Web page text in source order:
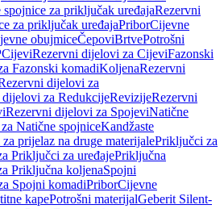
spojnice za priključak uređajaRezervni
za priključak uređajaPriborCijevne
obujmiceČepoviBrtvePotrošni
CijeviRezervni dijelovi za CijeviFazonski
Fazonski komadiKoljenaRezervni
dijelovi za
za RedukcijeRevizijeRezervni
Rezervni dijelovi za SpojeviNatične
Natične spojniceKandžaste
prijelaz na druge materijalePriključci za
Priključci za uređajePriključna
Priključna koljenaSpojni
Spojni komadiPriborCijevne
kapePotrošni materijalGeberit Silent-